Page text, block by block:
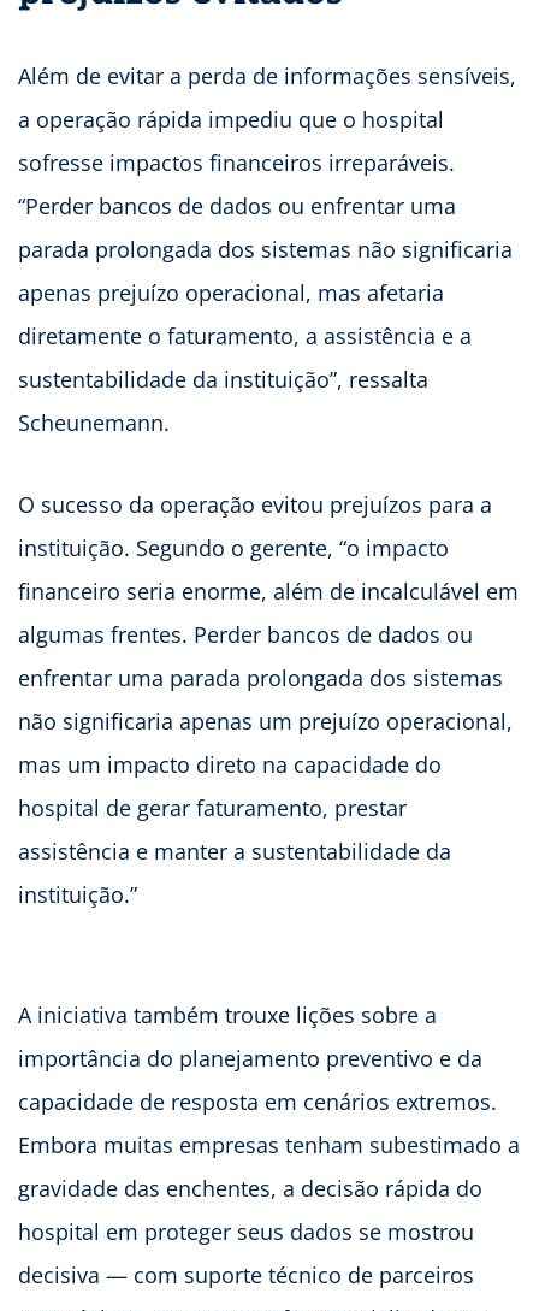
Além de evitar a perda de informações sensíveis,
a operação rápida impediu que o hospital
sofresse impactos financeiros irreparáveis.
“Perder bancos de dados ou enfrentar uma
parada prolongada dos sistemas não significaria
apenas prejuízo operacional, mas afetaria
diretamente o faturamento, a assistência e a
sustentabilidade da instituição”, ressalta
Scheunemann.
O sucesso da operação evitou prejuízos para a
instituição. Segundo o gerente, “o impacto
financeiro seria enorme, além de incalculável em
algumas frentes. Perder bancos de dados ou
enfrentar uma parada prolongada dos sistemas
não significaria apenas um prejuízo operacional,
mas um impacto direto na capacidade do
hospital de gerar faturamento, prestar
assistência e manter a sustentabilidade da
instituição.”
A iniciativa também trouxe lições sobre a
importância do planejamento preventivo e da
capacidade de resposta em cenários extremos.
Embora muitas empresas tenham subestimado a
gravidade das enchentes, a decisão rápida do
hospital em proteger seus dados se mostrou
decisiva — com suporte técnico de parceiros